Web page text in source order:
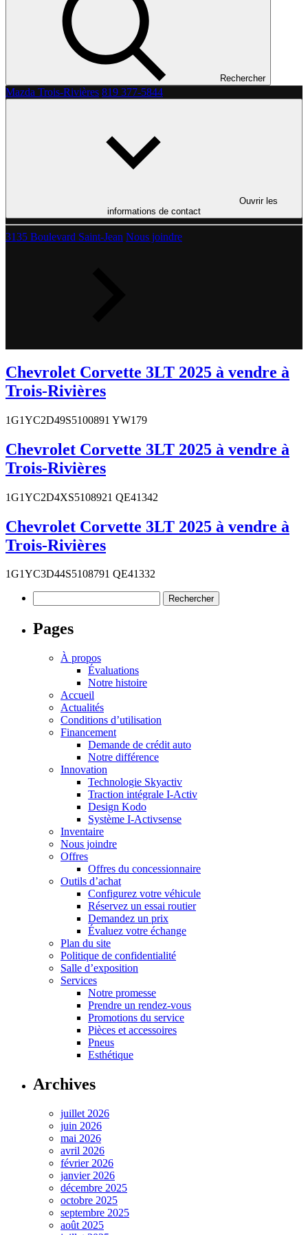
Rechercher
Mazda Trois-Rivières 819 377-5844
Ouvrir les
informations de contact
3135 Boulevard Saint-Jean Nous joindre
Chevrolet Corvette 3LT 2025 à vendre à
Trois-Rivières
1G1YC2D49S5100891 YW179
Chevrolet Corvette 3LT 2025 à vendre à
Trois-Rivières
1G1YC2D4XS5108921 QE41342
Chevrolet Corvette 3LT 2025 à vendre à
Trois-Rivières
1G1YC3D44S5108791 QE41332
Pages
À propos
Évaluations
Notre histoire
Accueil
Actualités
Conditions d’utilisation
Financement
Demande de crédit auto
Notre différence
Innovation
Technologie Skyactiv
Traction intégrale I-Activ
Design Kodo
Système I-Activsense
Inventaire
Nous joindre
Offres
Offres du concessionnaire
Outils d’achat
Configurez votre véhicule
Réservez un essai routier
Demandez un prix
Évaluez votre échange
Plan du site
Politique de confidentialité
Salle d’exposition
Services
Notre promesse
Prendre un rendez-vous
Promotions du service
Pièces et accessoires
Pneus
Esthétique
Archives
juillet 2026
juin 2026
mai 2026
avril 2026
février 2026
janvier 2026
décembre 2025
octobre 2025
septembre 2025
août 2025